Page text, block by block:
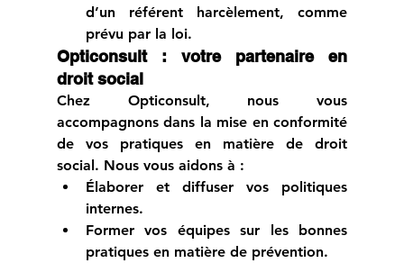
d’un référent harcèlement, comme
prévu par la loi.
Opticonsult : votre partenaire en
droit social
Chez Opticonsult, nous vous
accompagnons dans la mise en conformité
de vos pratiques en matière de droit
social. Nous vous aidons à :
Élaborer et diffuser vos politiques
internes.
Former vos équipes sur les bonnes
pratiques en matière de prévention.